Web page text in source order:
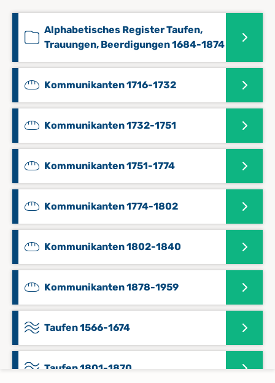
Alphabetisches Register Taufen,
Trauungen, Beerdigungen 1684-1874
Kommunikanten 1716-1732
Kommunikanten 1732-1751
Kommunikanten 1751-1774
Kommunikanten 1774-1802
Kommunikanten 1802-1840
Kommunikanten 1878-1959
Taufen 1566-1674
Taufen 1801-1870